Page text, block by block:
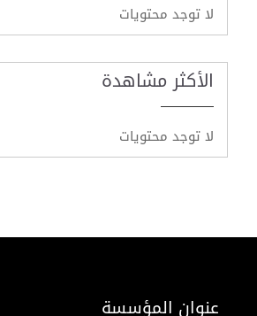
لا توجد محتويات
الأكثر مشاهدة
لا توجد محتويات
عنوان المؤسسة